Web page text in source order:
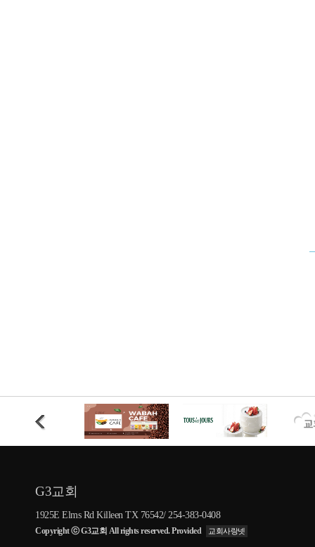
G3교회
1925E Elms Rd Killeen TX 76542/ 254-383-0408
Copyright ⓒ G3교회 All rights reserved. Provided 교회사랑넷